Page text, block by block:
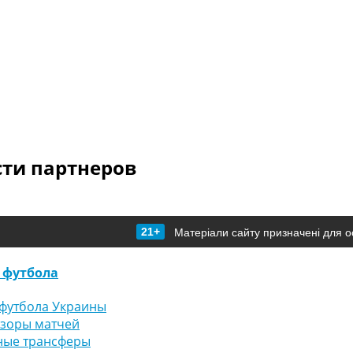
партнеров
21+ Матеріали сайту призначені для
Украины
матчей
трансферы